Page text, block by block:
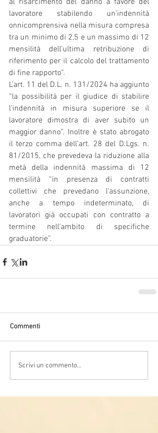
al risarcimento del danno a favore del
lavoratore stabilendo un’indennità
onnicomprensiva nella misura compresa
tra un minimo di 2,5 e un massimo di 12
mensilità dell’ultima retribuzione di
riferimento per il calcolo del trattamento
di fine rapporto”.
L’art. 11 del D.L. n. 131/2024 ha aggiunto
“la possibilità per il giudice di stabilire
l’indennità in misura superiore se il
lavoratore dimostra di aver subito un
maggior danno”. Inoltre è stato abrogato
il terzo comma dell’art. 28 del D.Lgs. n.
81/2015, che prevedeva la riduzione alla
metà della indennità massima di 12
mensilità “in presenza di contratti
collettivi che prevedano l’assunzione,
anche a tempo indeterminato, di
lavoratori già occupati con contratto a
termine nell’ambito di specifiche
graduatorie”.
Commenti
Scrivi un commento...